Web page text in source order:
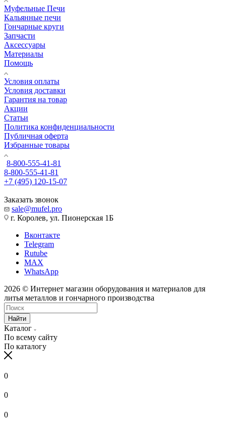
Муфельные Печи
Кальянные печи
Гончарные круги
Запчасти
Аксессуары
Материалы
Помощь
Условия оплаты
Условия доставки
Гарантия на товар
Акции
Статьи
Политика конфиденциальности
Публичная оферта
Избранные товары
8-800-555-41-81
8-800-555-41-81
+7 (495) 120-15-07
Заказать звонок
sale@mufel.pro
г. Королев, ул. Пионерская 1Б
Вконтакте
Telegram
Rutube
MAX
WhatsApp
2026 © Интернет магазин оборудования и материалов для
литья металлов и гончарного производства
Найти
Каталог
По всему сайту
По каталогу
0
0
0